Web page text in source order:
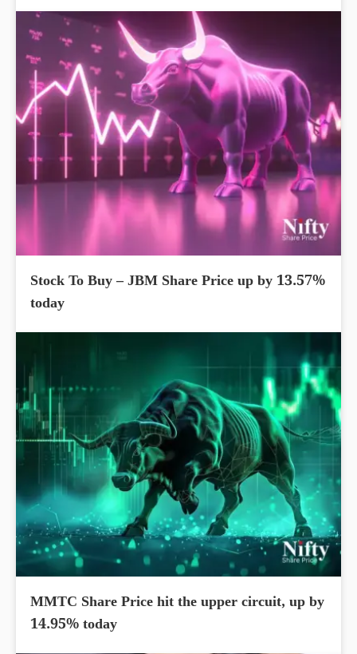
Stock To Buy – JBM Share Price up by 13.57%
today
MMTC Share Price hit the upper circuit, up by
14.95% today